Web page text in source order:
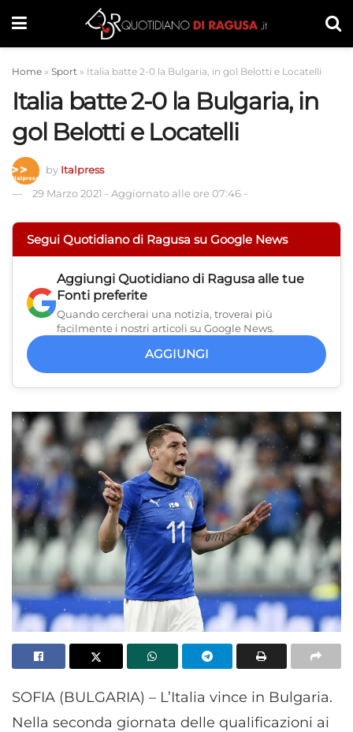
Home » Sport » Italia batte 2-0 la Bulgaria, in gol Belotti e Locatelli
Italia batte 2-0 la Bulgaria, in
gol Belotti e Locatelli
by Italpress
29 Marzo 2021 - Aggiornato alle ore 07:46 -
Segui Quotidiano di Ragusa su Google News
Aggiungi Quotidiano di Ragusa alle tue
Fonti preferite
Quando cercherai una notizia, troverai più
facilmente i nostri articoli su Google News.
AGGIUNGI
SOFIA (BULGARIA) – L’Italia vince in Bulgaria.
Nella seconda giornata delle qualificazioni ai